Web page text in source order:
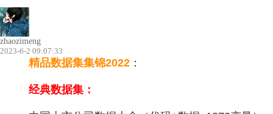
zhaozimeng
2023-6-2 09:07:33
精品数据集集锦2022 ：
经典数据集：